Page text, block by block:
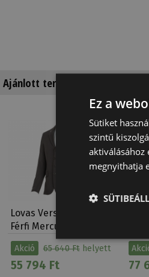
Ajánlott termékek
Fogyóban
Lovas Verseny Zakó
Férfi Mercurio Super…
Akció 65 640 Fthelyett
55 794 Ft 77
Ez a
Sütiket
szintű
aktiválásához
megnyithatja